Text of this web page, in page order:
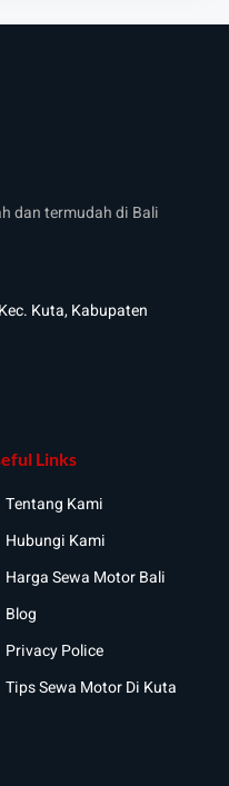
dan termudah di Bali
Kuta, Kabupaten
Links
Tentang Kami
Hubungi Kami
Harga Sewa Motor Bali
Blog
Privacy Police
Tips Sewa Motor Di Kuta